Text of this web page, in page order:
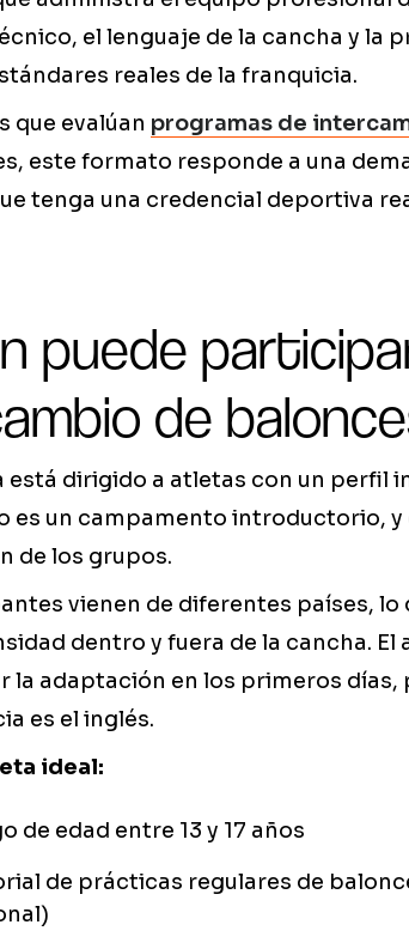
el lenguaje de la cancha y la
reales de la franquicia.
que evalúan programas de
este formato responde a una
tenga una credencial deportiva
puede
de
está dirigido a atletas con un perfil
es un campamento introductorio,
de los grupos.
vienen de diferentes países,
dentro y fuera de la cancha.
la adaptación en los primeros
es el inglés.
ideal:
de edad entre 13 y 17 años
de prácticas regulares de